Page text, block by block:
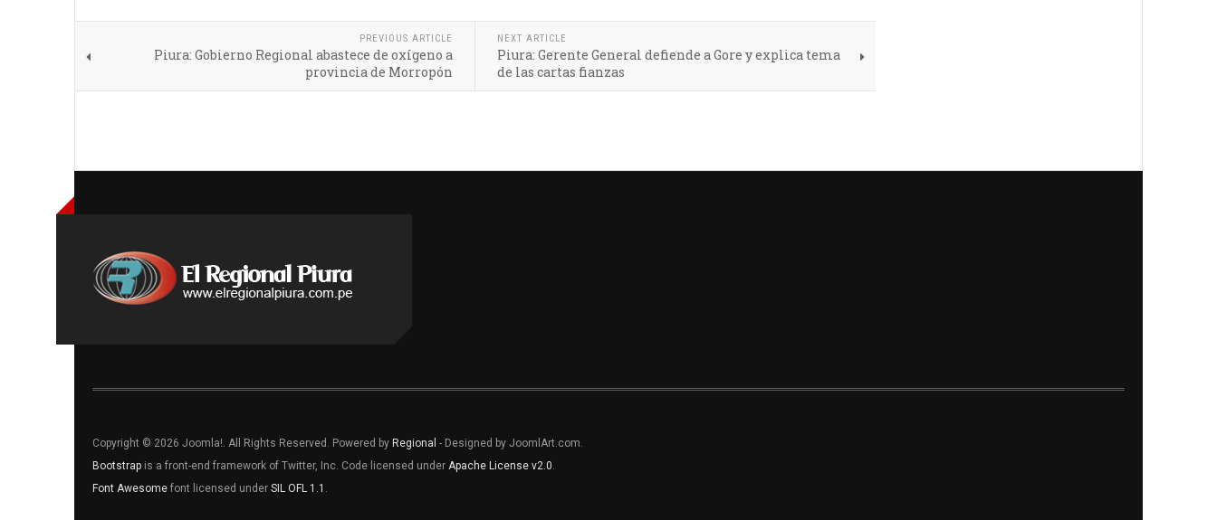
PREVIOUS ARTICLE
Piura: Gobierno Regional abastece de oxígeno a
provincia de Morropón
NEXT ARTICLE
Piura: Gerente General defiende a Gore y explica tema
de las cartas fianzas
Copyright © 2026 Joomla!. All Rights Reserved. Powered by Regional - Designed by JoomlArt.com.
Bootstrap is a front-end framework of Twitter, Inc. Code licensed under Apache License v2.0.
Font Awesome font licensed under SIL OFL 1.1 .